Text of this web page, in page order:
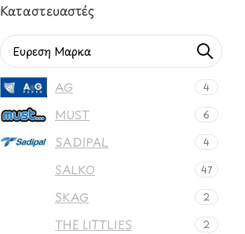
Καταστευαστές
AG 4
MUST 6
SADIPAL 4
SALKO 47
SKAG 2
THE LITTLIES 2